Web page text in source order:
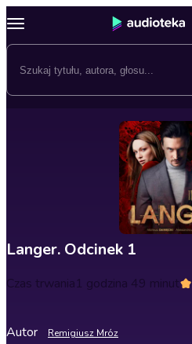
Langer. Odcinek 1
Czas trwania1 godzina 49 minut
Autor Remigiusz Mróz